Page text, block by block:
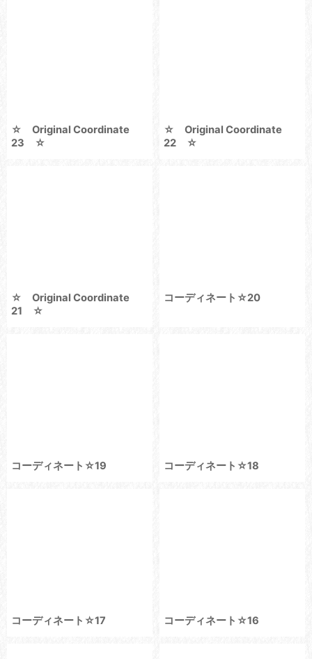
☆ Original Coordinate
23 ☆
☆ Original Coordinate
22 ☆
☆ Original Coordinate
21 ☆
コーディネート☆20
コーディネート☆19 コーディネート☆18
コーディネート☆17 コーディネート☆16